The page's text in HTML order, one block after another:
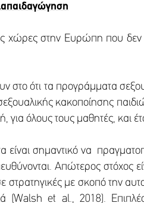
χώρες στην Ευρώπη που
στο ότι τα προγράμματα
κακοποίησης
για όλους τους μαθητές, και
είναι σημαντικό να
Απώτερος στόχος
στρατηγικές με σκοπό την
(Walsh et al., 2018).